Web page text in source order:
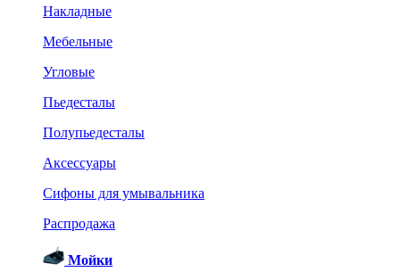
Накладные
Мебельные
Угловые
Пьедесталы
Полупьедесталы
Аксессуары
Сифоны для умывальника
Распродажа
Мойки